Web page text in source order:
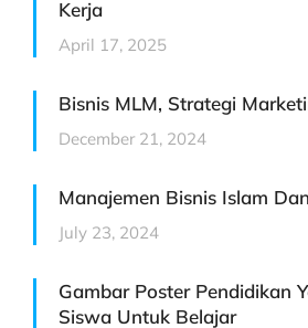
Kerja
April 17, 2025
Bisnis MLM, Strategi
December 21, 2024
Manajemen Bisnis Islam
July 23, 2024
Gambar Poster Pendidikan
Siswa Untuk Belajar